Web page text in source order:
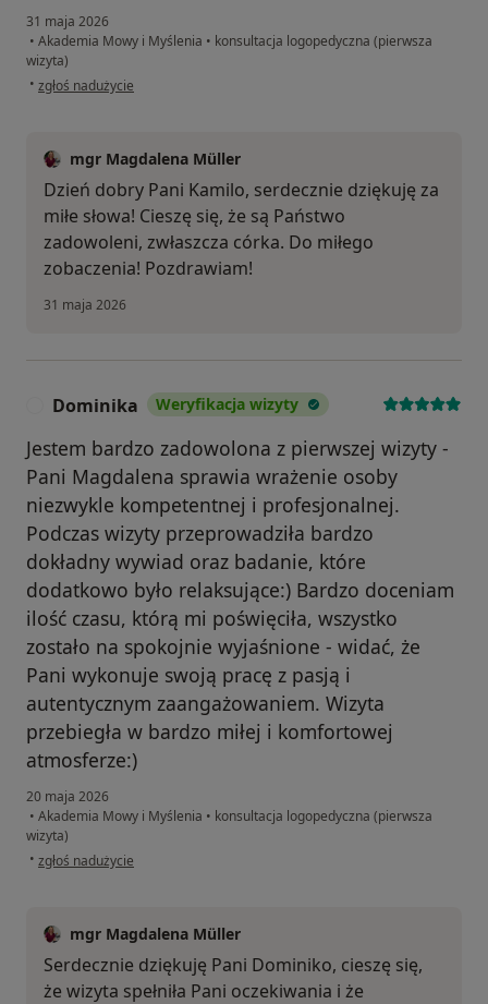
31 maja 2026
• Akademia Mowy i Myślenia • konsultacja logopedyczna (pierwsza
wizyta)
• w opinii użytkownika Kamila
zgłoś nadużycie
mgr Magdalena Müller
Dzień dobry Pani Kamilo, serdecznie dziękuję za
miłe słowa! Cieszę się, że są Państwo
zadowoleni, zwłaszcza córka. Do miłego
zobaczenia! Pozdrawiam!
31 maja 2026
Dominika Weryfikacja wizyty
Jestem bardzo zadowolona z pierwszej wizyty -
Pani Magdalena sprawia wrażenie osoby
niezwykle kompetentnej i profesjonalnej.
Podczas wizyty przeprowadziła bardzo
dokładny wywiad oraz badanie, które
dodatkowo było relaksujące:) Bardzo doceniam
ilość czasu, którą mi poświęciła, wszystko
zostało na spokojnie wyjaśnione - widać, że
Pani wykonuje swoją pracę z pasją i
autentycznym zaangażowaniem. Wizyta
przebiegła w bardzo miłej i komfortowej
atmosferze:)
20 maja 2026
• Akademia Mowy i Myślenia • konsultacja logopedyczna (pierwsza
wizyta)
• w opinii użytkownika Dominika
zgłoś nadużycie
mgr Magdalena Müller
Serdecznie dziękuję Pani Dominiko, cieszę się,
że wizyta spełniła Pani oczekiwania i że